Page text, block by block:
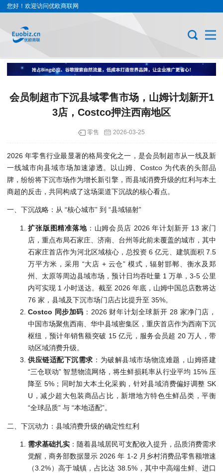
您好！欢迎访问优欧商联网
会员制超市下沉县域零售市场，山姆计划新开1
3店，Costco押注西南地区
零售 2026-03-25
2026 年零售行业最显著的格局变化之一，是会员制超市从一线及新
一线城市向县域市场加速渗透。以山姆、Costco 为代表的头部品
牌，纷纷将下沉市场作为增长新引擎，而县域消费升级的红利与本土
商超的反击，共同构成了这场渠道下沉战的核心看点。
一、下沉战略：从 “核心城市” 到 “县域辐射”
扩张版图精准落地：山姆会员店 2026 年计划新开 13 家门
店，重点布局石家庄、济南、台州等此前未覆盖的城市，其中
石家庄首店作为河北区域核心，总投资 6 亿元、建筑面积 7.5
万平方米，采用 “大店 + 云仓” 模式，辐射邯郸、衡水及郑
州、太原等周边县域市场，预计日均吞吐量 1 万单，3-5 公里
内可实现 1 小时送达。截至 2026 年底，山姆中国总店数将达
76 家，县域及下沉市场门店占比提升至 35%。
Costco 同步加码 ：2026 财年计划全球新开 28 家净门店，
中国市场聚焦西南、华中县域密集区，重庆首店作为西南下沉
枢纽，预计年销售额突破 15 亿元，服务会员超 20 万人，带
动区域消费升级。
供应链适配下沉需求 ：为破解县域市场物流难题，山姆搭建
“三仓联动” 智慧物流网络，将生鲜损耗率从行业平均 15% 压
降至 5%；同时加大本土化采购，针对县域消费偏好调整 SK
U，减少超大包装商品占比，新增地方特色生鲜品类，平衡
“全球品质” 与 “本地适配”。
二、下沉动力：县域消费升级的确定性红利
需求基础扎实 ：随着县域居民可支配收入提升，品质消费需求
觉醒，商务部数据显示 2026 年 1-2 月乡村消费品零售额增速
（3.2%）高于城镇，占比达 38.5%，其中中高端生鲜、进口